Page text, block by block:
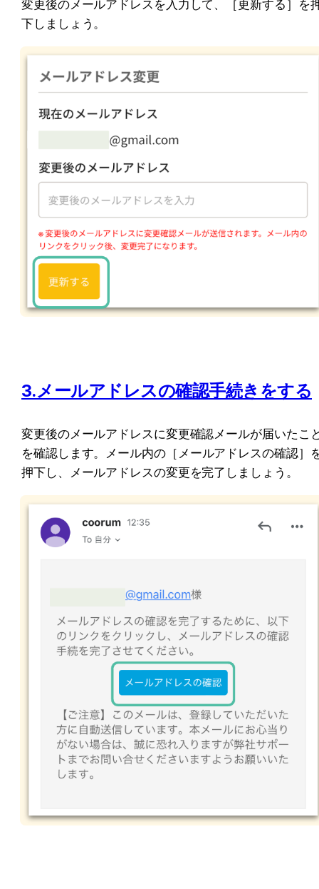
変更後のメールアドレスを入力して、［更新する］を
下しましょう。
3.メールアドレスの確認手続きをする
変更後のメールアドレスに変更確認メールが届いたこ
を確認します。 メール内の［メールアドレスの確認］
押下し、メールアドレスの変更を完了しましょう。